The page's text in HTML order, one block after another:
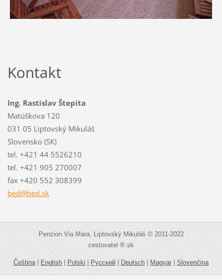
Kontakt
Ing. Rastislav Štepita
Matúškova 120
031 05 Liptovský Mikuláš
Slovensko (SK)
tel. +421 44 5526210
tel. +421 905 270007
fax +420 552 308399
bed@bed.sk
Penzion Via Mara, Liptovský Mikuláš © 2011-2022
cestovatel ® sk
Čeština|English|Polski|Русский|Deutsch|Magyar|Slovenčina